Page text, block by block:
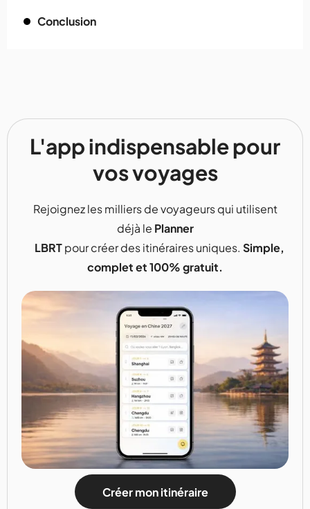
Conclusion
L'app indispensable pour
vos voyages
Rejoignez les milliers de voyageurs qui utilisent
déjà le Planner
LBRTpour créer des itinéraires uniques. Simple,
complet et 100% gratuit.
Créer mon itinéraire